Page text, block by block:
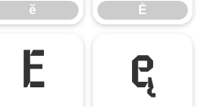
ĕ Ė
Ę ę